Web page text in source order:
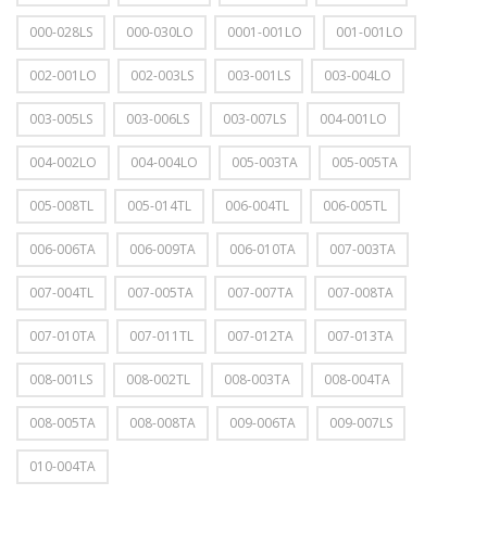
000-028LS 000-030LO 0001-001LO 001-001LO
002-001LO 002-003LS 003-001LS 003-004LO
003-005LS 003-006LS 003-007LS 004-001LO
004-002LO 004-004LO 005-003TA 005-005TA
005-008TL 005-014TL 006-004TL 006-005TL
006-006TA 006-009TA 006-010TA 007-003TA
007-004TL 007-005TA 007-007TA 007-008TA
007-010TA 007-011TL 007-012TA 007-013TA
008-001LS 008-002TL 008-003TA 008-004TA
008-005TA 008-008TA 009-006TA 009-007LS
010-004TA